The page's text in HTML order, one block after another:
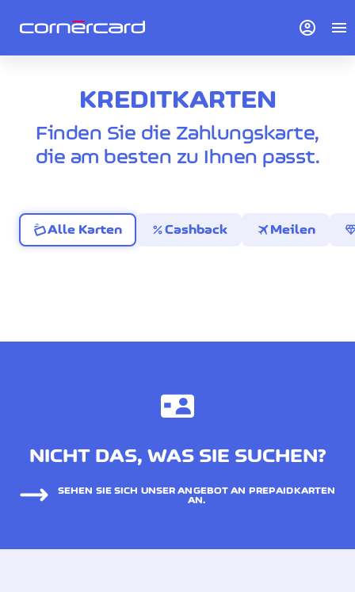
KREDITKARTEN
Finden Sie die Zahlungskarte,
die am besten zu Ihnen passt.
Alle Karten percentCashback travel Meilen
NICHT DAS, WAS SIE SUCHEN?
SEHEN SIE SICH UNSER ANGEBOT AN PREPAIDKARTEN
AN.
account_circle menu